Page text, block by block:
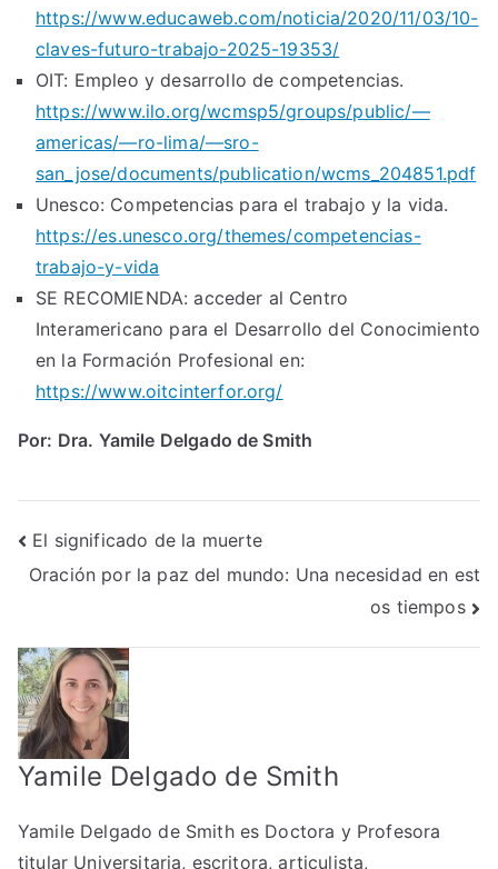
https://www.educaweb.com/noticia/2020/11/03/10-
claves-futuro-trabajo-2025-19353/
OIT: Empleo y desarrollo de competencias.
https://www.ilo.org/wcmsp5/groups/public/—
americas/—ro-lima/—sro-
san_jose/documents/publication/wcms_204851.pdf
Unesco: Competencias para el trabajo y la vida.
https://es.unesco.org/themes/competencias-
trabajo-y-vida
SE RECOMIENDA: acceder al Centro
Interamericano para el Desarrollo del Conocimiento
en la Formación Profesional en:
https://www.oitcinterfor.org/
Por: Dra. Yamile Delgado de Smith
Post
navigation
El significado de la muerte
Oración por la paz del mundo: Una necesidad en est
os tiempos
Yamile Delgado de Smith
Yamile Delgado de Smith es Doctora y Profesora
titular Universitaria, escritora, articulista,